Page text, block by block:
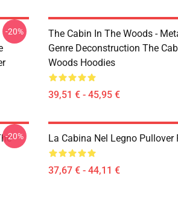
-20%
The Cabin In The Woods -
Genre Deconstruction The
Woods Hoodies
39,51 € - 45,95 €
-20% La Cabina Nel Legno Pullover
37,67 € - 44,11 €